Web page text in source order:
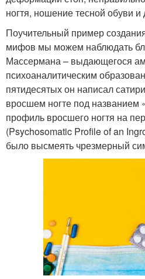
ногтя, ношение тесной обуви и
Поучительный пример
мифов мы можем наблюдать
Массермана – выдающегося
психоаналитическим
пятидесятых он написал
вросшем ногте под названием
профиль вросшего ногтя на
(Psychosomatic Profile of an
было высмеять чрезмерный